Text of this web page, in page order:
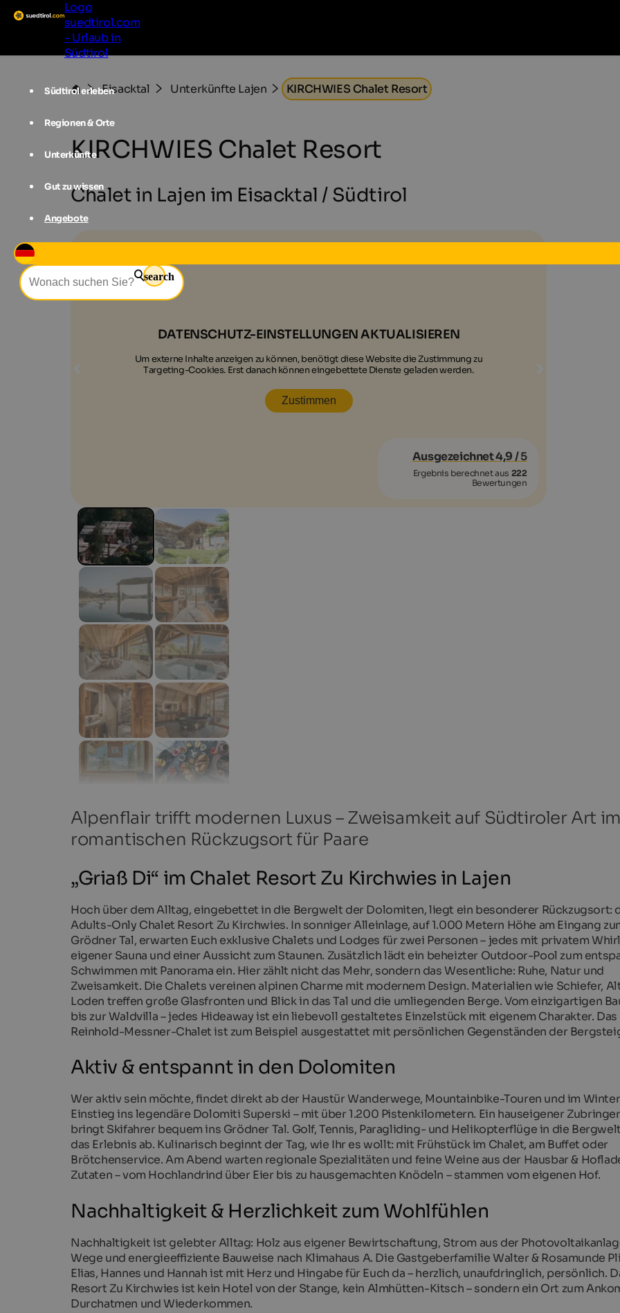
Logo
suedtirol.com
- Urlaub in
Südtirol
Südtirol erleben
Regionen & Orte
Unterkünfte
Gut zu wissen
Angebote
search
Eisacktal Unterkünfte Lajen KIRCHWIES Chalet Resort
KIRCHWIES Chalet Resort
Chalet in Lajen im Eisacktal / Südtirol
DATENSCHUTZ-EINSTELLUNGEN AKTUALISIEREN
Um externe Inhalte anzeigen zu können, benötigt diese Website die Zustimmung zu
Targeting-Cookies. Erst danach können eingebettete Dienste geladen werden.
Zustimmen
Ausgezeichnet 4,9/ 5
Ergebnis berechnet aus 222
Bewertungen
Alpenflair trifft modernen Luxus – Zweisamkeit auf Südtiroler Art im
romantischen Rückzugsort für Paare
„Griaß Di“ im Chalet Resort Zu Kirchwies in Lajen
Hoch über dem Alltag, eingebettet in die Bergwelt der Dolomiten, liegt ein besonderer Rückzugsort:
Adults-Only Chalet Resort Zu Kirchwies. In sonniger Alleinlage, auf 1.000 Metern Höhe am Eingang
Grödner Tal, erwarten Euch exklusive Chalets und Lodges für zwei Personen – jedes mit privatem
eigener Sauna und einer Aussicht zum Staunen. Zusätzlich lädt ein beheizter Outdoor-Pool zum
Schwimmen mit Panorama ein. Hier zählt nicht das Mehr, sondern das Wesentliche: Ruhe, Natur und
Zweisamkeit. Die Chalets vereinen alpinen Charme mit modernem Design. Materialien wie Schiefer,
Loden treffen große Glasfronten und Blick in das Tal und die umliegenden Berge. Vom einzigartigen
bis zur Waldvilla – jedes Hideaway ist ein liebevoll gestaltetes Einzelstück mit eigenem Charakter. Das
Reinhold-Messner-Chalet ist zum Beispiel ausgestattet mit persönlichen Gegenständen der
Aktiv & entspannt in den Dolomiten
Wer aktiv sein möchte, findet direkt ab der Haustür Wanderwege, Mountainbike-Touren und im
Einstieg ins legendäre Dolomiti Superski – mit über 1.200 Pistenkilometern. Ein hauseigener
bringt Skifahrer bequem ins Grödner Tal. Golf, Tennis, Paragliding- und Helikopterflüge in die
das Erlebnis ab. Kulinarisch beginnt der Tag, wie Ihr es wollt: mit Frühstück im Chalet, am Buffet oder
Brötchenservice. Am Abend warten regionale Spezialitäten und feine Weine aus der Hausbar &
Zutaten – vom Hochlandrind über Eier bis zu hausgemachten Knödeln – stammen vom eigenen Hof.
Nachhaltigkeit & Herzlichkeit zum Wohlfühlen
Nachhaltigkeit ist gelebter Alltag: Holz aus eigener Bewirtschaftung, Strom aus der
Wege und energieeffiziente Bauweise nach Klimahaus A. Die Gastgeberfamilie Walter & Rosamunde
Elias, Hannes und Hannah ist mit Herz und Hingabe für Euch da – herzlich, unaufdringlich, persönlich.
Resort Zu Kirchwies ist kein Hotel von der Stange, kein Almhütten-Kitsch – sondern ein Ort zum
Durchatmen und Wiederkommen.